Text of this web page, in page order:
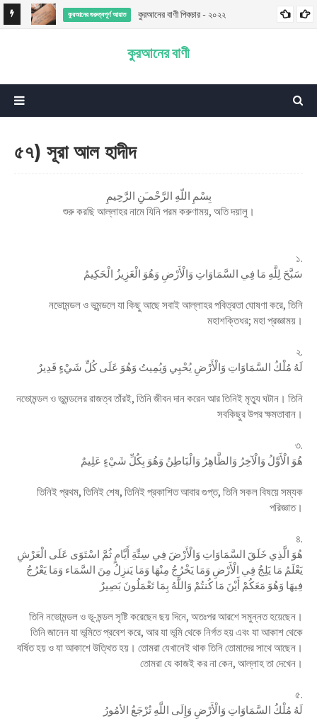
কুরআনের গুরুত্বপূর্ণ আয়াত কুরআনের বাণী পিকচার - ২০২২
কুরআনের বাণী
৫৭) সূরা আল হাদীদ
بِسْمِ اللّهِ الرَّحْمـَنِ الرَّحِيمِ
শুরু করছি আল্লাহর নামে যিনি পরম করুণাময়, অতি দয়ালু।
১.
سَبَّحَ لِلَّهِ مَا فِي السَّمَاوَاتِ وَالْأَرْضِ وَهُوَ الْعَزِيزُ الْحَكِيمُ
নভোমন্ডল ও ভূমন্ডলে যা কিছু আছে সবাই আল্লাহর পবিত্রতা ঘোষণা করে, তিনি
মহাশক্তিধর; মহা প্রজ্ঞাময়।
২.
لَهُ مُلْكُ السَّمَاوَاتِ وَالْأَرْضِ يُحْيِي وَيُمِيتُ وَهُوَ عَلَى كُلِّ شَيْءٍ قَدِيرٌ
নভোমন্ডল ও ভূমন্ডলের রাজত্ব তাঁরই, তিনি জীবন দান করেন আর তিনিই মৃত্যু ঘটান। তিনি
সবকিছুর উপর ক্ষমতাবান।
৩.
هُوَ الْأَوَّلُ وَالْآخِرُ وَالظَّاهِرُ وَالْبَاطِنُ وَهُوَ بِكُلِّ شَيْءٍ عَلِيمٌ
তিনিই প্রথম, তিনিই শেষ, তিনিই প্রকাশিত আবার গুপ্ত, তিনি সকল বিষয়ে সম্যক
পরিজ্ঞাত।
৪.
هُوَ الَّذِي خَلَقَ السَّمَاوَاتِ وَالْأَرْضَ فِي سِتَّةِ أَيَّامٍ ثُمَّ اسْتَوَى عَلَى الْعَرْشِ
يَعْلَمُ مَا يَلِجُ فِي الْأَرْضِ وَمَا يَخْرُجُ مِنْهَا وَمَا يَنزِلُ مِنَ السَّمَاء وَمَا يَعْرُجُ
فِيهَا وَهُوَ مَعَكُمْ أَيْنَ مَا كُنتُمْ وَاللَّهُ بِمَا تَعْمَلُونَ بَصِيرٌ
তিনি নভোমন্ডল ও ভূ-মন্ডল সৃষ্টি করেছেন ছয় দিনে, অতঃপর আরশে সমুন্নত হয়েছেন।
তিনি জানেন যা ভূমিতে প্রবেশ করে, আর যা ভূমি থেকে নির্গত হয় এবং যা আকাশ থেকে
বর্ষিত হয় ও যা আকাশে উত্থিত হয়। তোমরা যেখানেই থাক তিনি তোমাদের সাথে আছেন।
তোমরা যে কাজই কর না কেন, আল্লাহ তা দেখেন।
৫.
لَهُ مُلْكُ السَّمَاوَاتِ وَالْأَرْضِ وَإِلَى اللَّهِ تُرْجَعُ الأمُورُ